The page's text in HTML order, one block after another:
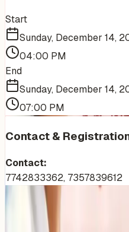
Start
Sunday, December 14,
04:00 PM
End
Sunday, December 14,
07:00 PM
Contact &
Contact:
7742833362, 7357839612
More Events You'll